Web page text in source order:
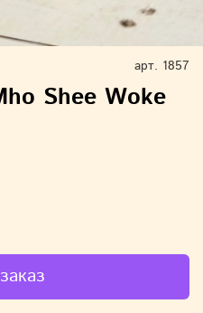
арт. 1857
Shee Woke